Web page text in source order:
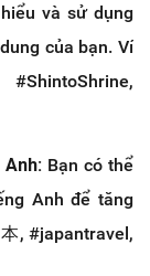
và sử dụng
của bạn. Ví
Bạn có thể
Anh để tăng
, #japantravel,